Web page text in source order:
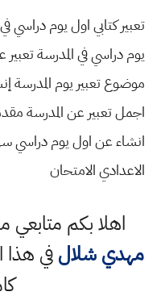
تعبير كتابي اول يوم دراسي
يوم دراسي في المدرسة
موضوع تعبير يوم المدرسة
اجمل تعبير عن المدرسة
انشاء عن اول يوم دراسي
الاعدادي الامتحان
اهلا بكم متابعي
مهدي شلالفي